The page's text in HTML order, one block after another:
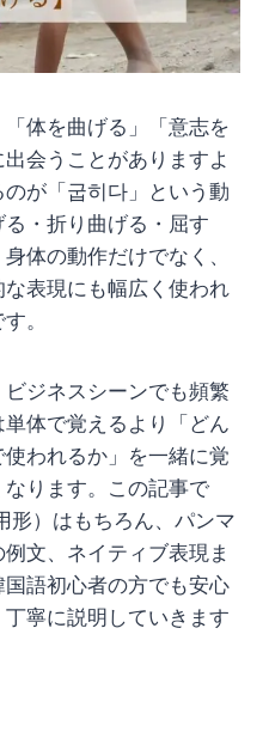
体を曲げる」「意志を
会うことがありますよ
が「굽히다」という動
・折り曲げる・屈す
体の動作だけでなく、
表現にも幅広く使われ
。
ジネスシーンでも頻繁
体で覚えるより「どん
われるか」を一緒に覚
ります。この記事で
形）はもちろん、パンマ
文、ネイティブ表現ま
語初心者の方でも安心
寧に説明していきます